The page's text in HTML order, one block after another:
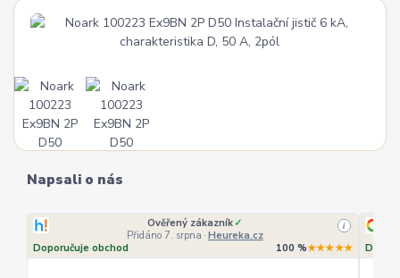
Napsali o nás
Ověřený zákazník✓
Přidáno 7. srpna · Heureka.cz
i
Doporučuje obchod 100 %★★★★★